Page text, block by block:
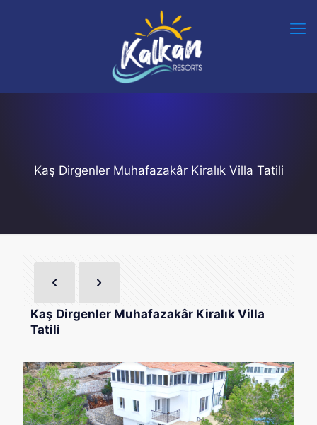
Kaş Dirgenler Muhafazakâr Kiralık Villa Tatili
Kaş Dirgenler Muhafazakâr Kiralık Villa
Tatili